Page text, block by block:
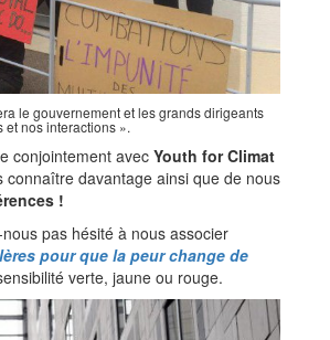
le gouvernement et les grands dirigeants
nos interactions ».
conjointement avec Youth for Climat
davantage ainsi que de nous
!
pas hésité à nous associer
pour que la peur change de
verte, jaune ou rouge.